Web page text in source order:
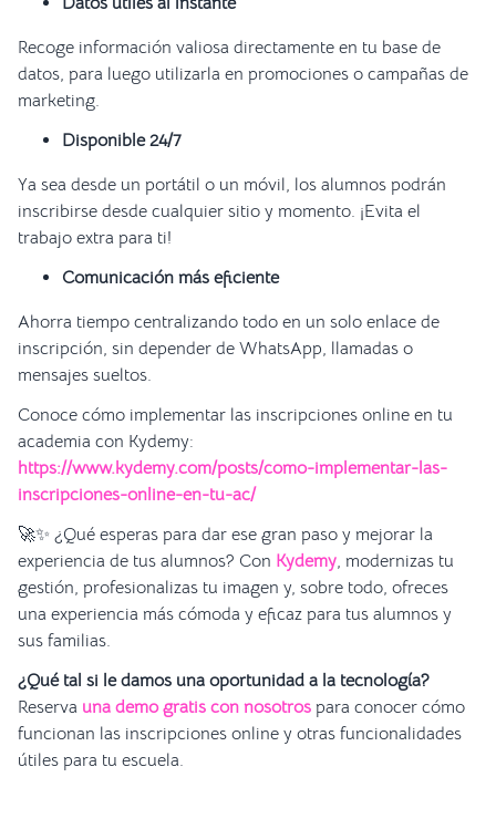
Recoge información valiosa directamente en tu base de
datos, para luego utilizarla en promociones o campañas de
marketing.
Disponible 24/7
Ya sea desde un portátil o un móvil, los alumnos podrán
inscribirse desde cualquier sitio y momento. ¡Evita el
trabajo extra para ti!
Comunicación más eficiente
Ahorra tiempo centralizando todo en un solo enlace de
inscripción, sin depender de WhatsApp, llamadas o
mensajes sueltos.
Conoce cómo implementar las inscripciones online en tu
academia con Kydemy:
https://www.kydemy.com/posts/como-implementar-las-
inscripciones-online-en-tu-ac/
🚀✨ ¿Qué esperas para dar ese gran paso y mejorar la
experiencia de tus alumnos? Con Kydemy, modernizas tu
gestión, profesionalizas tu imagen y, sobre todo, ofreces
una experiencia más cómoda y eficaz para tus alumnos y
sus familias.
¿Qué tal si le damos una oportunidad a la tecnología?
Reserva una demo gratis con nosotros para conocer cómo
funcionan las inscripciones online y otras funcionalidades
útiles para tu escuela.